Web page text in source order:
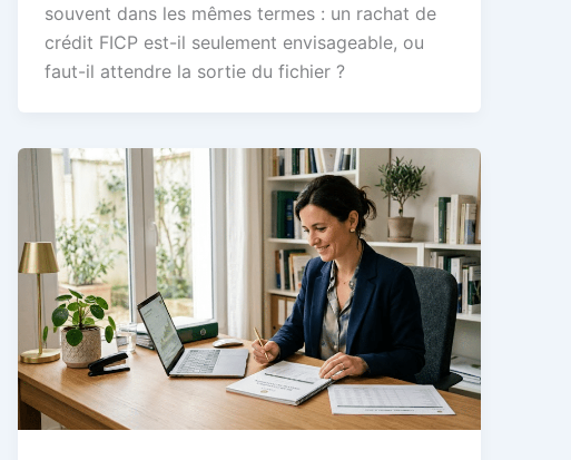
souvent dans les mêmes termes : un rachat de
crédit FICP est-il seulement envisageable, ou
faut-il attendre la sortie du fichier ?